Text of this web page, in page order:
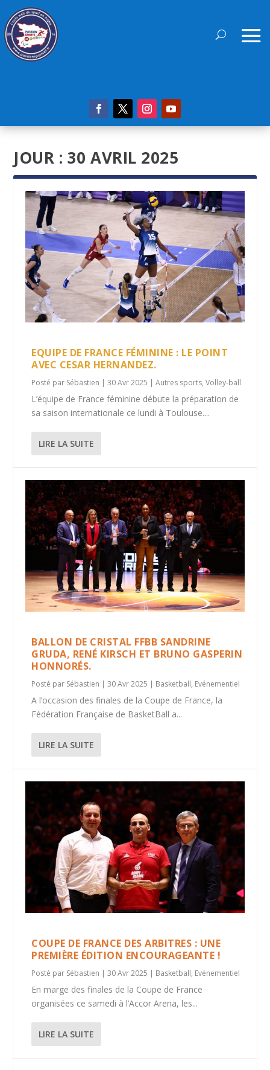
JOUR : 30 AVRIL 2025
EQUIPE DE FRANCE FÉMININE : LE POINT
AVEC CESAR HERNANDEZ.
Posté par Sébastien |30 Avr 2025 |Autres sports,Volley-ball
L’équipe de France féminine débute la préparation de
sa saison internationale ce lundi à Toulouse....
LIRE LA SUITE
BALLON DE CRISTAL FFBB SANDRINE
GRUDA, RENÉ KIRSCH ET BRUNO GASPERIN
HONNORÉS.
Posté par Sébastien |30 Avr 2025 | Basketball, Evénementiel
A l’occasion des finales de la Coupe de France, la
Fédération Française de BasketBall a...
LIRE LA SUITE
COUPE DE FRANCE DES ARBITRES : UNE
PREMIÈRE ÉDITION ENCOURAGEANTE !
Posté par Sébastien |30 Avr 2025 | Basketball, Evénementiel
En marge des finales de la Coupe de France
organisées ce samedi à l’Accor Arena, les...
LIRE LA SUITE